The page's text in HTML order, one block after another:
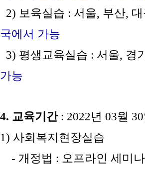
2) 보육실습 : 서울, 부산,
국에서 가능
3) 평생교육실습 : 서울, 경
가능
4. 교육기간: 2022년 03월
1) 사회복지현장실습
- 개정법 : 오프라인 세미나